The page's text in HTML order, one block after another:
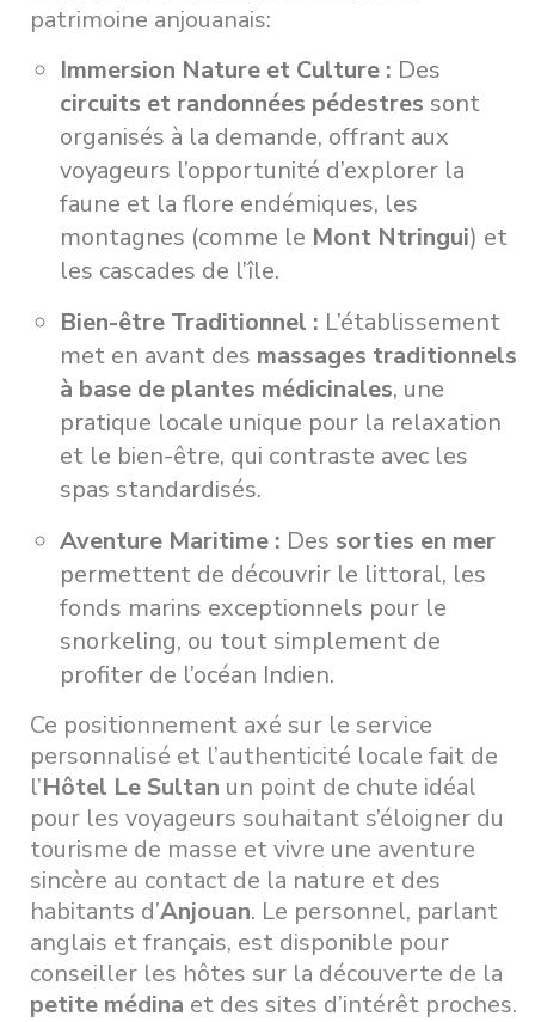
patrimoine anjouanais:
Immersion Nature et Culture : Des
circuits et randonnées pédestres sont
organisés à la demande, offrant aux
voyageurs l’opportunité d’explorer la
faune et la flore endémiques, les
montagnes (comme le Mont Ntringui) et
les cascades de l’île.
Bien-être Traditionnel : L’établissement
met en avant des massages traditionnels
à base de plantes médicinales, une
pratique locale unique pour la relaxation
et le bien-être, qui contraste avec les
spas standardisés.
Aventure Maritime : Des sorties en mer
permettent de découvrir le littoral, les
fonds marins exceptionnels pour le
snorkeling, ou tout simplement de
profiter de l’océan Indien.
Ce positionnement axé sur le service
personnalisé et l’authenticité locale fait de
l’Hôtel Le Sultan un point de chute idéal
pour les voyageurs souhaitant s’éloigner du
tourisme de masse et vivre une aventure
sincère au contact de la nature et des
habitants d’Anjouan. Le personnel, parlant
anglais et français, est disponible pour
conseiller les hôtes sur la découverte de la
petite médina et des sites d’intérêt proches.